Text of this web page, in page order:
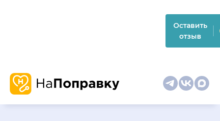
Оставить
отзыв